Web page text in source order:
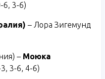
6, 3-6)
– Лора Зигемунд
– Моюка
3-6, 4-6)